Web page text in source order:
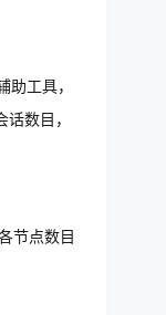
工具，
数目，
节点数目